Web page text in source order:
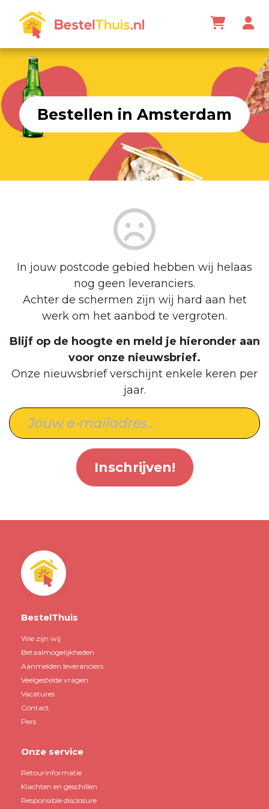
Bestellen in Amsterdam
In jouw postcode gebied hebben wij helaas
nog geen leveranciers.
Achter de schermen zijn wij hard aan het
werk om het aanbod te vergroten.
Blijf op de hoogte en meld je hieronder aan
voor onze nieuwsbrief.
Onze nieuwsbrief verschijnt enkele keren per
jaar.
Inschrijven!
BestelThuis
Wie zijn wij
Betaalmogelijkheden
Aanmelden leveranciers
Veelgestelde vragen
Vacatures
Contact
Pers
Onze service
Retourinformatie
Klachten en geschillen
Responsible disclosure